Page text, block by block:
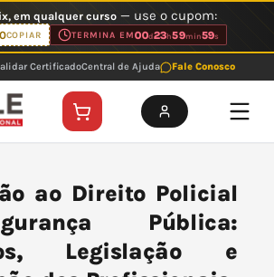
em qualquer curso— use o cupom:
COPIAR TERMINA EM00d23h59min59s
CertificadoCentral de Ajuda Fale Conosco
ao Direito Policial
Pública:
Legislação e